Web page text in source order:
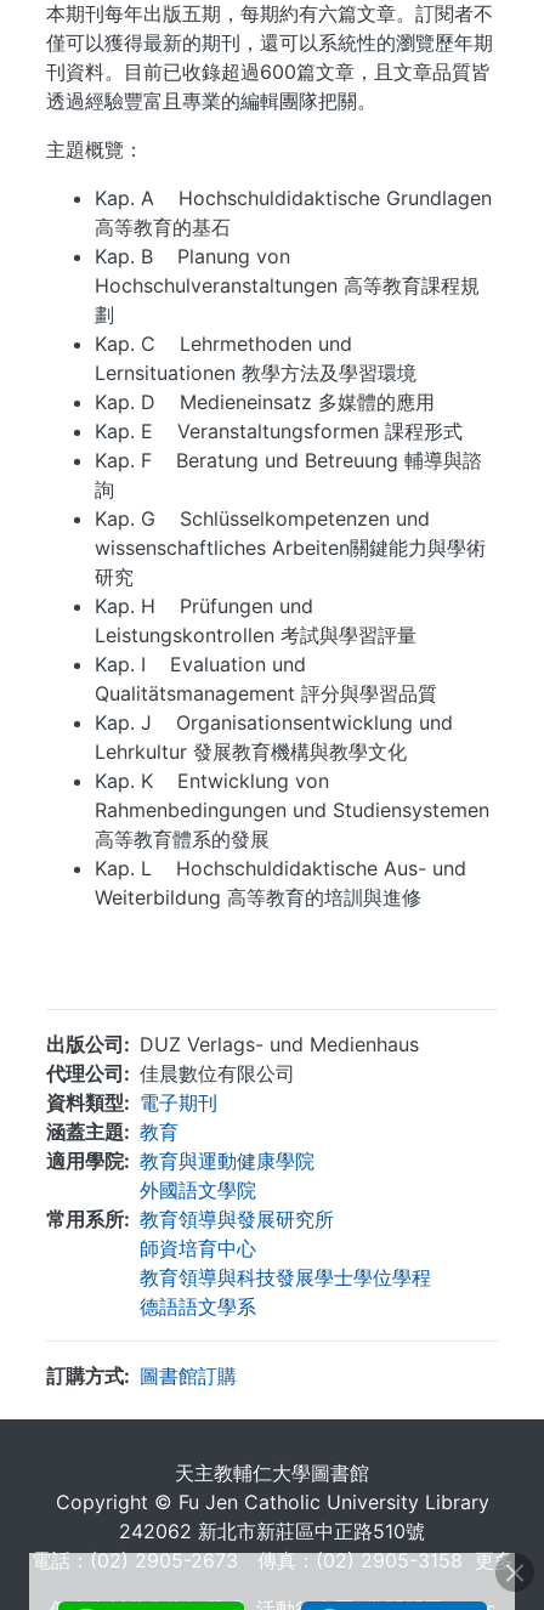
本期刊每年出版五期，每期約有六篇文章。訂閱者不
僅可以獲得最新的期刊，還可以系統性的瀏覽歷年期
刊資料。目前已收錄超過600篇文章，且文章品質皆
透過經驗豐富且專業的編輯團隊把關。
主題概覽：
Kap. A Hochschuldidaktische Grundlagen
高等教育的基石
Kap. B Planung von
Hochschulveranstaltungen 高等教育課程規
劃
Kap. C Lehrmethoden und
Lernsituationen 教學方法及學習環境
Kap. D Medieneinsatz 多媒體的應用
Kap. E Veranstaltungsformen 課程形式
Kap. F Beratung und Betreuung 輔導與諮
詢
Kap. G Schlüsselkompetenzen und
wissenschaftliches Arbeiten關鍵能力與學術
研究
Kap. H Prüfungen und
Leistungskontrollen 考試與學習評量
Kap. I Evaluation und
Qualitätsmanagement 評分與學習品質
Kap. J Organisationsentwicklung und
Lehrkultur 發展教育機構與教學文化
Kap. K Entwicklung von
Rahmenbedingungen und Studiensystemen
高等教育體系的發展
Kap. L Hochschuldidaktische Aus- und
Weiterbildung 高等教育的培訓與進修
出版公司
DUZ Verlags- und Medienhaus
代理公司
佳晨數位有限公司
資料類型
電子期刊
涵蓋主題
教育
適用學院
教育與運動健康學院
外國語文學院
常用系所
教育領導與發展研究所
師資培育中心
教育領導與科技發展學士學位學程
德語語文學系
訂購方式
圖書館訂購
天主教輔仁大學圖書館
Copyright © Fu Jen Catholic University Library
242062 新北市新莊區中正路510號
電話：(02) 2905-2673 傳真：(02) 2905-3158更多